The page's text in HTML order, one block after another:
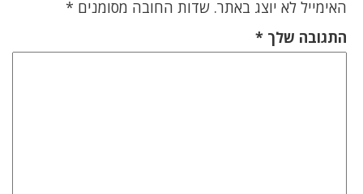
האימייל לא יוצג באתר. שדות החובה מסומנים *
התגובה שלך *